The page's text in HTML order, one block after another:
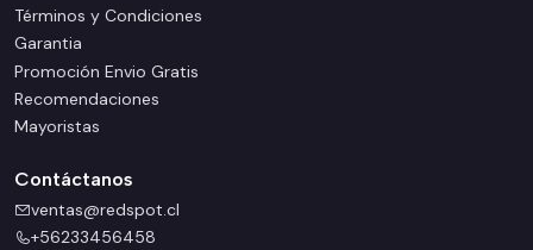
Términos y Condiciones
Garantia
Promoción Envio Gratis
Recomendaciones
Mayoristas
Contáctanos
ventas@redspot.cl
+56233456458